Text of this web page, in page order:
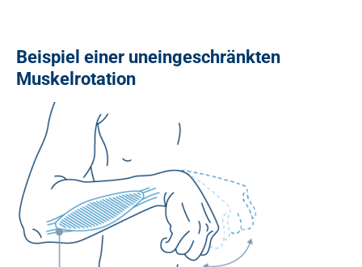
Beispiel einer uneingeschränkten
Muskelrotation